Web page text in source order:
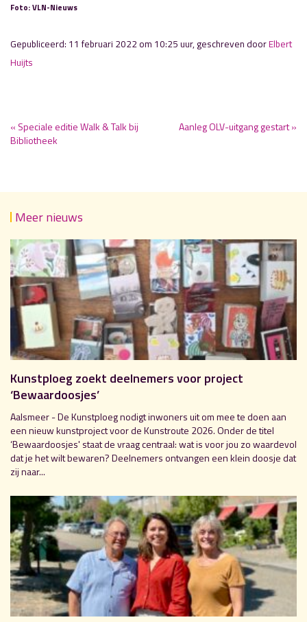
Foto: VLN-Nieuws
Gepubliceerd: 11 februari 2022 om 10:25 uur, geschreven doorElbert
Huijts
« Speciale editie Walk & Talk bij
Bibliotheek
Aanleg OLV-uitgang gestart »
Meer nieuws
Kunstploeg zoekt deelnemers voor project
‘Bewaardoosjes’
Aalsmeer - De Kunstploeg nodigt inwoners uit om mee te doen aan
een nieuw kunstproject voor de Kunstroute 2026. Onder de titel
‘Bewaardoosjes' staat de vraag centraal: wat is voor jou zo waardevol
dat je het wilt bewaren? Deelnemers ontvangen een klein doosje dat
zij naar...